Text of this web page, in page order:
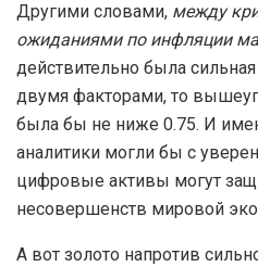
Другими словами, между
ожиданиями по инфляции
действительно была
двумя факторами, то
была бы не ниже 0.75. И
аналитики могли бы с
цифровые активы могут
несовершенств мировой
А вот золото напротив